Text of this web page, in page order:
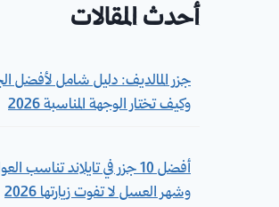
أحدث المقالات
جزر المالديف: دليل شامل لأفضل
وكيف تختار الوجهة المناسبة 2026
أفضل 10 جزر في تايلاند تناسب
وشهر العسل لا تفوت زيارتها 2026